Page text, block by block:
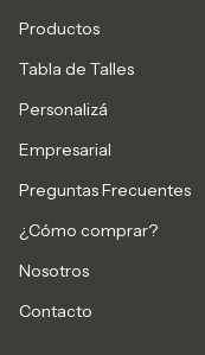
Productos
Tabla de Talles
Personalizá
Empresarial
Preguntas Frecuentes
¿Cómo comprar?
Nosotros
Contacto